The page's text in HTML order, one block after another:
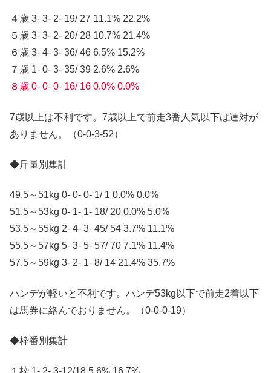
４歳 3- 3- 2- 19/ 27 11.1% 22.2%
５歳 3- 3- 2- 20/ 28 10.7% 21.4%
６歳 3- 4- 3- 36/ 46 6.5% 15.2%
７歳 1- 0- 3- 35/ 39 2.6% 2.6%
８歳 0- 0- 0- 16/ 16 0.0% 0.0%
7歳以上は不利です。7歳以上で前走3番人気以下は連対が
ありません。（0-0-3-52）
◆斤量別集計
49.5～51kg 0- 0- 0- 1/ 1 0.0% 0.0%
51.5～53kg 0- 1- 1- 18/ 20 0.0% 5.0%
53.5～55kg 2- 4- 3- 45/ 54 3.7% 11.1%
55.5～57kg 5- 3- 5- 57/ 70 7.1% 11.4%
57.5～59kg 3- 2- 1- 8/ 14 21.4% 35.7%
ハンデが軽いと不利です。ハンデ53kg以下で前走2着以下
は馬券に絡んでおりません。（0-0-0-19）
◆枠番別集計